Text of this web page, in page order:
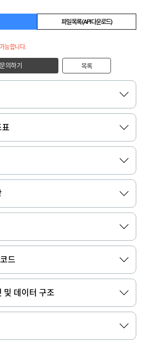
파일 목록 (API 다운로드)
능합니다.
문의하기 목록
드
및 데이터 구조